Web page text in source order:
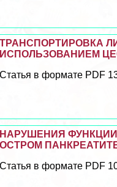
ТРАНСПОРТИРОВКА
ИСПОЛЬЗОВАНИЕМ
Статья в формате PDF
НАРУШЕНИЯ
ОСТРОМ
Статья в формате PDF